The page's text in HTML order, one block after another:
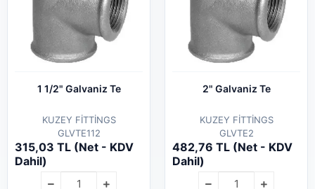
1 1/2" Galvaniz Te
KUZEY FİTTİNGS
GLVTE112
315,03 TL (Net - KDV
Dahil)
2" Galvaniz Te
KUZEY FİTTİNGS
GLVTE2
482,76 TL (Net - KDV
Dahil)